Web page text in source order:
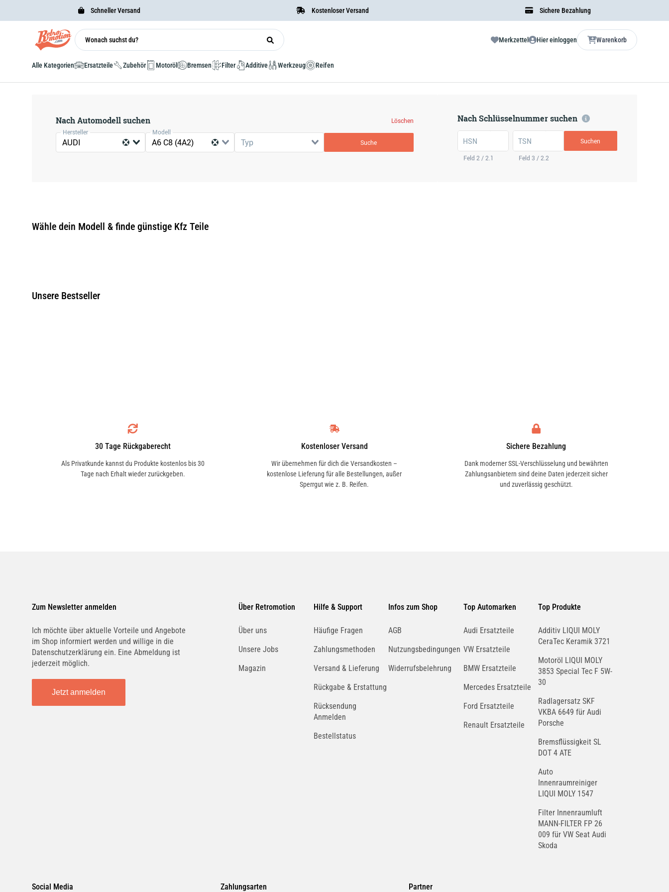
Schneller Versand Kostenloser Versand Sichere Bezahlung
Merkzettel Hier einloggen Warenkorb
Alle Kategorien Ersatzteile Zubehör Motoröl Bremsen Filter Additive Werkzeug Reifen
Nach Automodell suchen
Löschen
Hersteller
AUDI
Modell
A6 C8 (4A2) Typ Suche
Nach Schlüsselnummer suchen
HSN
Feld 2 / 2.1
TSN
Feld 3 / 2.2
Suchen
Wähle dein Modell & finde günstige Kfz Teile
Unsere Bestseller
30 Tage Rückgaberecht
Als Privatkunde kannst du Produkte kostenlos bis 30
Tage nach Erhalt wieder zurückgeben.
Kostenloser Versand
Wir übernehmen für dich die Versandkosten –
kostenlose Lieferung für alle Bestellungen, außer
Sperrgut wie z. B. Reifen.
Sichere Bezahlung
Dank moderner SSL-Verschlüsselung und bewährten
Zahlungsanbietern sind deine Daten jederzeit sicher
und zuverlässig geschützt.
Zum Newsletter anmelden
Ich möchte über aktuelle Vorteile und Angebote
im Shop informiert werden und willige in die
Datenschutzerklärung ein. Eine Abmeldung ist
jederzeit möglich.
Jetzt anmelden
Über Retromotion
Über uns
Unsere Jobs
Magazin
Hilfe & Support
Häufige Fragen
Zahlungsmethoden
Versand & Lieferung
Rückgabe & Erstattung
Rücksendung
Anmelden
Bestellstatus
Infos zum Shop
AGB
Nutzungsbedingungen
Widerrufsbelehrung
Top Automarken
Audi Ersatzteile
VW Ersatzteile
BMW Ersatzteile
Mercedes Ersatzteile
Ford Ersatzteile
Renault Ersatzteile
Top Produkte
Additiv LIQUI MOLY
CeraTec Keramik 3721
Motoröl LIQUI MOLY
3853 Special Tec F 5W-
30
Radlagersatz SKF
VKBA 6649 für Audi
Porsche
Bremsflüssigkeit SL
DOT 4 ATE
Auto
Innenraumreiniger
LIQUI MOLY 1547
Filter Innenraumluft
MANN-FILTER FP 26
009 für VW Seat Audi
Skoda
Social Media Zahlungsarten Partner